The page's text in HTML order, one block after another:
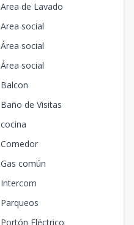
Area de Lavado
Area social
Área social
Área social
Balcon
Baño de Visitas
cocina
Comedor
Gas común
Intercom
Parqueos
Portón Eléctrico